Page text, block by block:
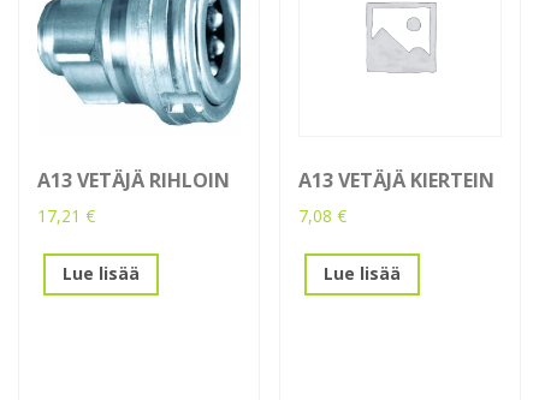
A13 VETÄJÄ RIHLOIN
17,21 €
Lue lisää
A13 VETÄJÄ KIERTEIN
7,08€
Lue lisää